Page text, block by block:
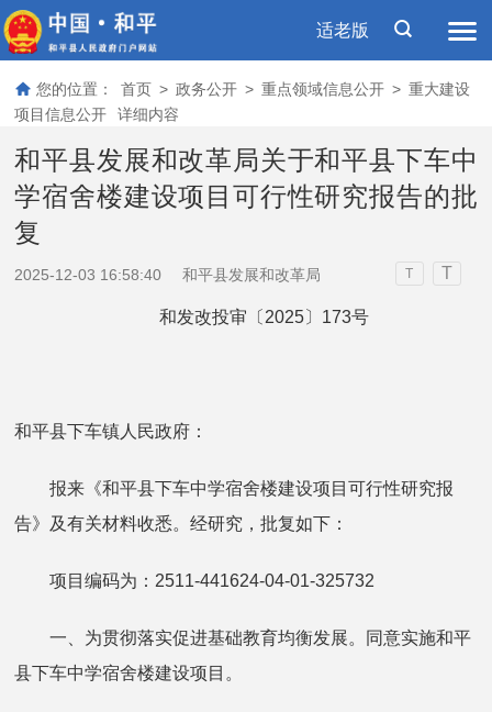
适老版
您的位置： 首页 > 政务公开 > 重点领域信息公开 > 重大建设
项目信息公开
详细内容
和平县发展和改革局关于和平县下车中
学宿舍楼建设项目可行性研究报告的批
复
2025-12-03 16:58:40 和平县发展和改革局 T T
和发改投审〔2025〕173号
和平县下车镇人民政府：
报来《和平县下车中学宿舍楼建设项目可行性研究报
告》及有关材料收悉。经研究，批复如下：
项目编码为：2511-441624-04-01-325732
一、为贯彻落实促进基础教育均衡发展。同意实施和平
县下车中学宿舍楼建设项目。